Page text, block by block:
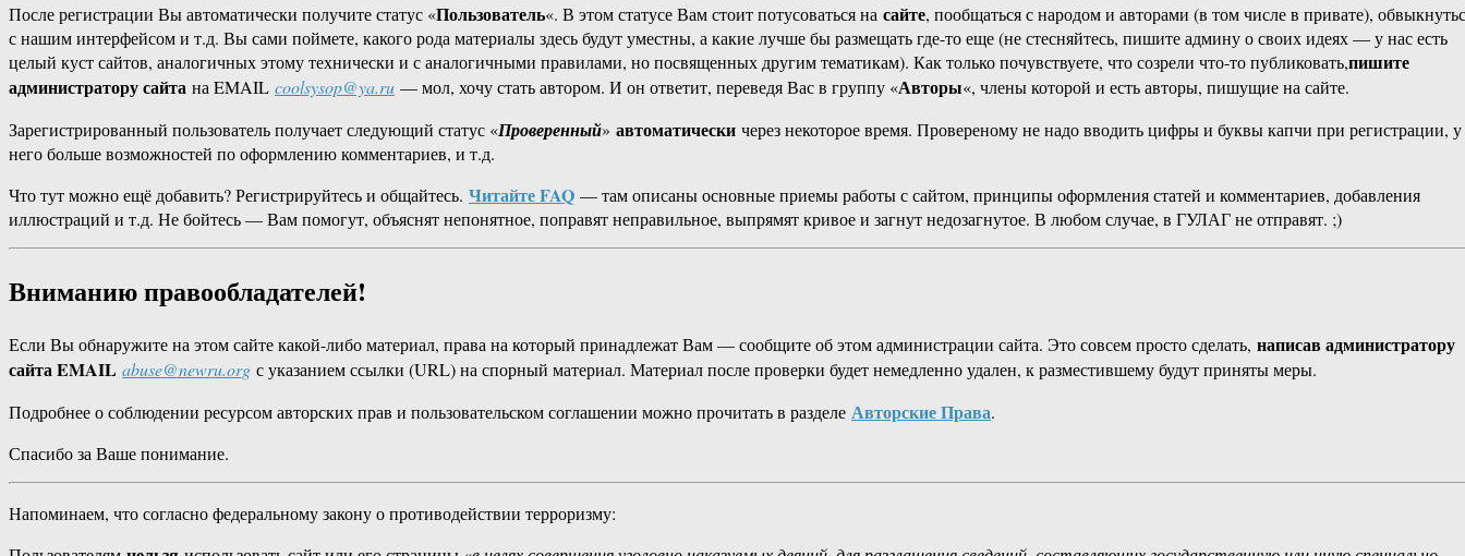
После регистрации Вы автоматически получите статус «Пользователь«. В этом статусе Вам стоит потусоваться на сайте, пообщаться с народом и авторами (в том числе в привате),
с нашим интерфейсом и т.д. Вы сами поймете, какого рода материалы здесь будут уместны, а какие лучше бы размещать где-то еще (не стесняйтесь, пишите админу о своих идеях — у нас есть
целый куст сайтов, аналогичных этому технически и с аналогичными правилами, но посвященных другим тематикам). Как только почувствуете, что созрели что-то публиковать,пишите
администратору сайта на EMAIL coolsysop@ya.ru — мол, хочу стать автором. И он ответит, переведя Вас в группу «Авторы«, члены которой и есть авторы, пишущие на сайте.
Зарегистрированный пользователь получает следующий статус «Проверенный» автоматически через некоторое время. Провереному не надо вводить цифры и буквы капчи при регистрации, у
него больше возможностей по оформлению комментариев, и т.д.
Что тут можно ещё добавить? Регистрируйтесь и общайтесь. Читайте FAQ — там описаны основные приемы работы с сайтом, принципы оформления статей и комментариев, добавления
иллюстраций и т.д. Не бойтесь — Вам помогут, объяснят непонятное, поправят неправильное, выпрямят кривое и загнут недозагнутое. В любом случае, в ГУЛАГ не отправят. ;)
Вниманию правообладателей!
Если Вы обнаружите на этом сайте какой-либо материал, права на который принадлежат Вам — сообщите об этом администрации сайта. Это совсем просто сделать, написав администратору
сайта EMAIL abuse@newru.org с указанием ссылки (URL) на спорный материал. Материал после проверки будет немедленно удален, к разместившему будут приняты меры.
Подробнее о соблюдении ресурсом авторских прав и пользовательском соглашении можно прочитать в разделе Авторские Права.
Спасибо за Ваше понимание.
Напоминаем, что согласно федеральному закону о противодействии терроризму: